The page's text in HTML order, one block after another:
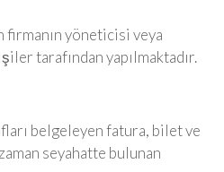
firmanın yöneticisi veya
tarafından yapılmaktadır.
belgeleyen fatura, bilet ve
seyahatte bulunan